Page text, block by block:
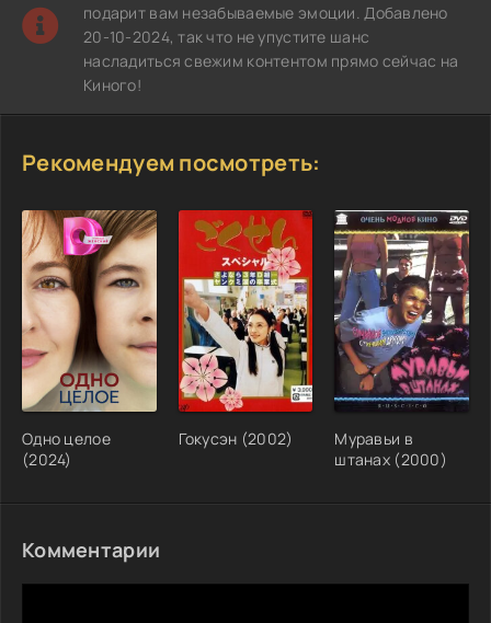
подарит вам незабываемые эмоции. Добавлено
20-10-2024, так что не упустите шанс
насладиться свежим контентом прямо сейчас на
Киного!
Рекомендуем посмотреть:
Одно целое
(2024)
Гокусэн (2002)
Муравьи в
штанах (2000)
Комментарии